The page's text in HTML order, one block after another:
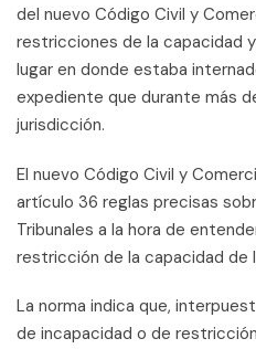
del nuevo Código Civil y
restricciones de la capacidad
lugar en donde estaba
expediente que durante más
jurisdicción.
El nuevo Código Civil y
artículo 36 reglas precisas
Tribunales a la hora de
restricción de la capacidad de
La norma indica que,
de incapacidad o de